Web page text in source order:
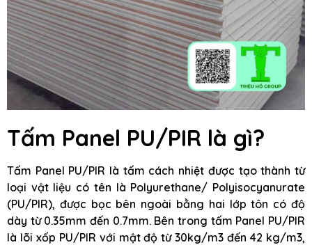
Tấm Panel PU/PIR là gì?
Tấm Panel PU/PIR là tấm cách nhiệt được tạo thành từ
loại vật liệu có tên là Polyurethane/ Polyisocyanurate
(PU/PIR), được bọc bên ngoài bằng hai lớp tôn có độ
dày từ 0.35mm đến 0.7mm. Bên trong tấm Panel PU/PIR
là lõi xốp PU/PIR với mật độ từ 30kg/m3 đến 42 kg/m3,